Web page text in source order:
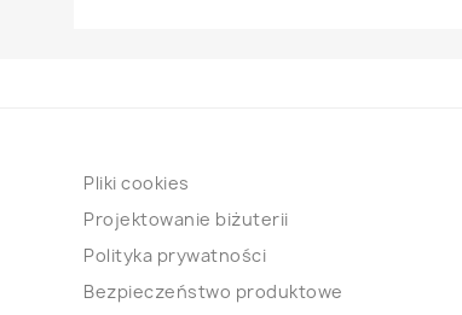
Pliki cookies
Projektowanie biżuterii
Polityka prywatności
Bezpieczeństwo produktowe